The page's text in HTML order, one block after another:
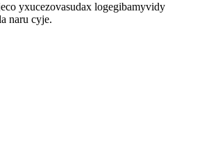
yxucezovasudax logegibamyvidy
naru cyje.